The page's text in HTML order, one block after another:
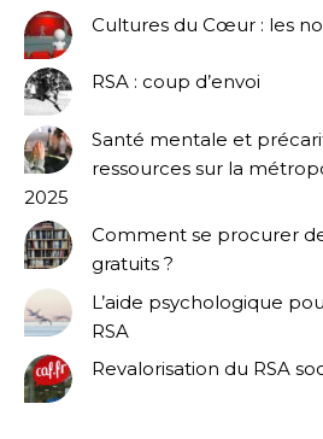
Cultures du Cœur : les
RSA : coup d’envoi
Santé mentale et
ressources sur la
2025
Comment se procurer
gratuits ?
L’aide psychologique
RSA
Revalorisation du RSA